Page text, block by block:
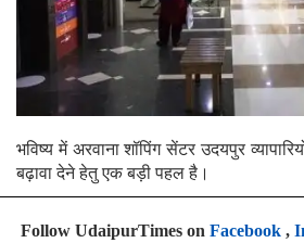
भविष्य में अरवाना शॉपिंग सेंटर उदयपुर
बढ़ावा देने हेतु एक बड़ी पहल है।
Follow UdaipurTimes on Facebook,